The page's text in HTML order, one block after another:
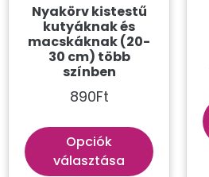
Nyakörv kistestű
kutyáknak és
macskáknak (20-
30 cm) több
színben
890Ft
Opciók
választása